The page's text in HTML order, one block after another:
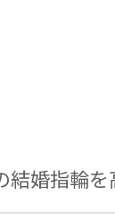
婚指輪を